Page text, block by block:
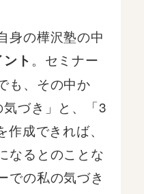
身の樺沢塾の中
ト 。セミナー
も、その中か
づき」と、「3
成できれば、
なるとのことな
での私の気づき